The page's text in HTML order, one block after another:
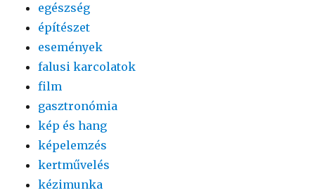
egészség
építészet
események
falusi karcolatok
film
gasztronómia
kép és hang
képelemzés
kertművelés
kézimunka